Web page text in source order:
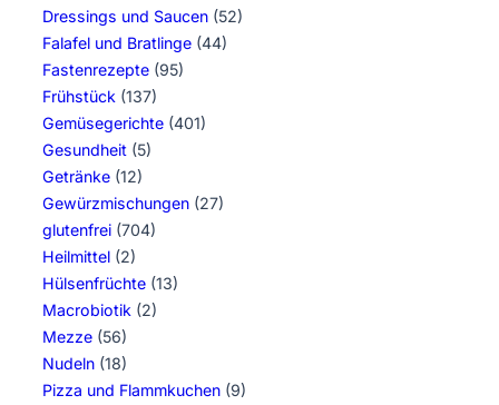
Dressings und Saucen (52)
Falafel und Bratlinge (44)
Fastenrezepte (95)
Frühstück (137)
Gemüsegerichte (401)
Gesundheit (5)
Getränke (12)
Gewürzmischungen (27)
glutenfrei (704)
Heilmittel (2)
Hülsenfrüchte (13)
Macrobiotik (2)
Mezze (56)
Nudeln (18)
Pizza und Flammkuchen (9)